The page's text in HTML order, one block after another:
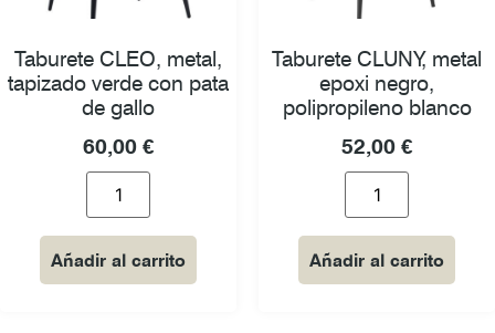
Taburete CLEO, metal,
tapizado verde con pata
de gallo
60,00 €
Añadir al carrito
Taburete CLUNY, metal
epoxi negro,
polipropileno blanco
52,00 €
Añadir al carrito